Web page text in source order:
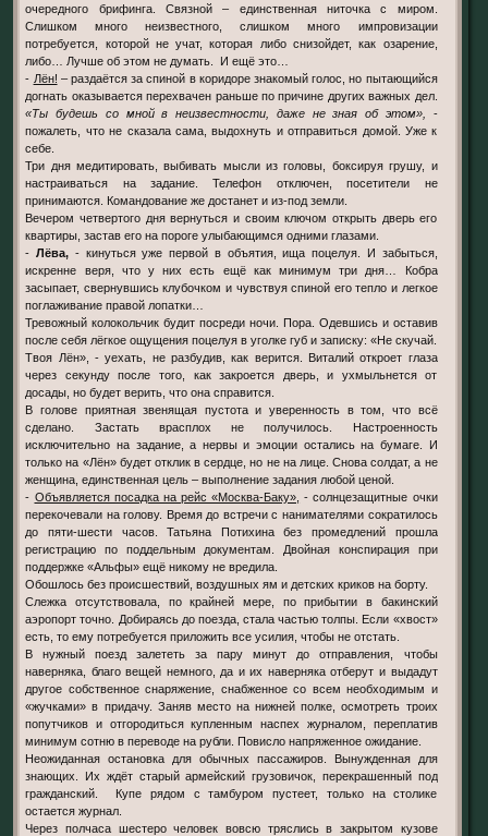
очередного брифинга. Связной – единственная ниточка с миром.
Слишком много неизвестного, слишком много импровизации
потребуется, которой не учат, которая либо снизойдет, как озарение,
либо… Лучше об этом не думать. И ещё это…
- Лён! – раздаётся за спиной в коридоре знакомый голос, но пытающийся
догнать оказывается перехвачен раньше по причине других важных дел.
«Ты будешь со мной в неизвестности, даже не зная об этом»,
-
пожалеть, что не сказала сама, выдохнуть и отправиться домой. Уже к
себе.
Три дня медитировать, выбивать мысли из головы, боксируя грушу, и
настраиваться на задание. Телефон отключен, посетители не
принимаются. Командование же достанет и из-под земли.
Вечером четвертого дня вернуться и своим ключом открыть дверь его
квартиры, застав его на пороге улыбающимся одними глазами.
-Лёва, - кинуться уже первой в объятия, ища поцелуя. И забыться,
искренне веря, что у них есть ещё как минимум три дня… Кобра
засыпает, свернувшись клубочком и чувствуя спиной его тепло и легкое
поглаживание правой лопатки…
Тревожный колокольчик будит посреди ночи. Пора. Одевшись и оставив
после себя лёгкое ощущения поцелуя в уголке губ и записку: «Не скучай.
Твоя Лён», - уехать, не разбудив, как верится. Виталий откроет глаза
через секунду после того, как закроется дверь, и ухмыльнется от
досады, но будет верить, что она справится.
В голове приятная звенящая пустота и уверенность в том, что всё
сделано. Застать врасплох не получилось. Настроенность
исключительно на задание, а нервы и эмоции остались на бумаге. И
только на «Лён» будет отклик в сердце, но не на лице. Снова солдат, а не
женщина, единственная цель – выполнение задания любой ценой.
- Объявляется посадка на рейс «Москва-Баку», - солнцезащитные очки
перекочевали на голову. Время до встречи с нанимателями сократилось
до пяти-шести часов. Татьяна Потихина без промедлений прошла
регистрацию по поддельным документам. Двойная конспирация при
поддержке «Альфы» ещё никому не вредила.
Обошлось без происшествий, воздушных ям и детских криков на борту.
Слежка отсутствовала, по крайней мере, по прибытии в бакинский
аэропорт точно. Добираясь до поезда, стала частью толпы. Если «хвост»
есть, то ему потребуется приложить все усилия, чтобы не отстать.
В нужный поезд залететь за пару минут до отправления, чтобы
наверняка, благо вещей немного, да и их наверняка отберут и выдадут
другое собственное снаряжение, снабженное со всем необходимым и
«жучками» в придачу. Заняв место на нижней полке, осмотреть троих
попутчиков и отгородиться купленным наспех журналом, переплатив
минимум сотню в переводе на рубли. Повисло напряженное ожидание.
Неожиданная остановка для обычных пассажиров. Вынужденная для
знающих. Их ждёт старый армейский грузовичок, перекрашенный под
гражданский. Купе рядом с тамбуром пустеет, только на столике
остается журнал.
Через полчаса шестеро человек вовсю тряслись в закрытом кузове